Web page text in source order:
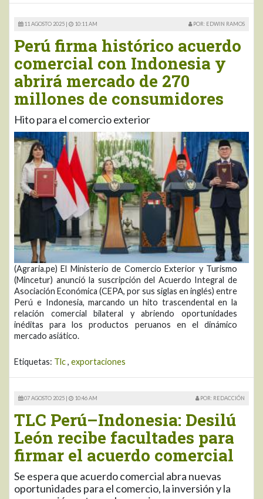
11 AGOSTO 2025 | 10:11 AM POR: EDWIN RAMOS
Perú firma histórico acuerdo
comercial con Indonesia y
abrirá mercado de 270
millones de consumidores
Hito para el comercio exterior
(Agraria.pe) El Ministerio de Comercio Exterior y Turismo
(Mincetur) anunció la suscripción del Acuerdo Integral de
Asociación Económica (CEPA, por sus siglas en inglés) entre
Perú e Indonesia, marcando un hito trascendental en la
relación comercial bilateral y abriendo oportunidades
inéditas para los productos peruanos en el dinámico
mercado asiático.
Etiquetas: Tlc, exportaciones
07 AGOSTO 2025 | 10:46 AM POR: REDACCIÓN
TLC Perú–Indonesia: Desilú
León recibe facultades para
firmar el acuerdo comercial
Se espera que acuerdo comercial abra nuevas
oportunidades para el comercio, la inversión y la